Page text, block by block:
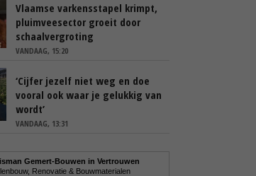
Vlaamse varkensstapel krimpt,
pluimveesector groeit door
schaalvergroting
VANDAAG, 15:20
‘Cijfer jezelf niet weg en doe
vooral ook waar je gelukkig van
wordt’
VANDAAG, 13:31
Gemert-Bouwen in Vertrouwen
Renovatie & Bouwmaterialen